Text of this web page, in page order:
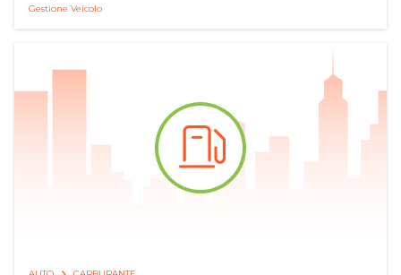
Gestione Veicolo